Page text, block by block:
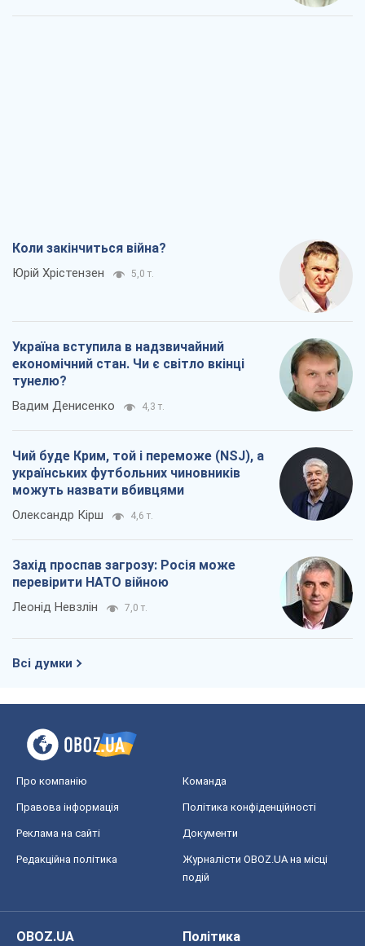
Коли закінчиться війна?
Юрій Хрістензен 5,0 т.
Україна вступила в надзвичайний
економічний стан. Чи є світло вкінці
тунелю?
Вадим Денисенко 4,3 т.
Чий буде Крим, той і переможе (NSJ), а
українських футбольних чиновників
можуть назвати вбивцями
Олександр Кірш 4,6 т.
Захід проспав загрозу: Росія може
перевірити НАТО війною
Леонід Невзлін 7,0 т.
Всі думки
Про компанію Команда
Правова інформація Політика конфіденційності
Реклама на сайті Документи
Редакційна політика
Журналісти OBOZ.UA на місці
подій
OBOZ.UA
Політика